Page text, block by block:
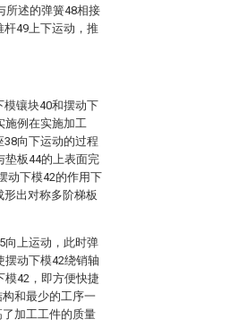
所述的弹簧48相接
杆49上下运动，推
模镶块40和摆动下
施例在实施加工
向下运动的过程
垫板44的上表面完
动下模42的作用下
形出对称多阶梯板
向上运动，此时弹
摆动下模42绕销轴
模42，即方便快捷
和最少的工序一
加工工件的质量